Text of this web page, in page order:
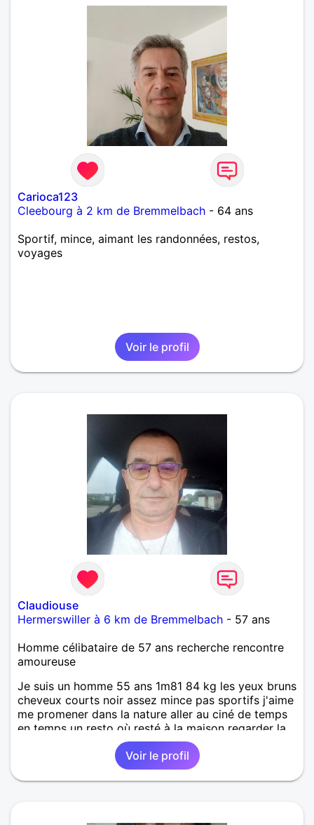
Carioca123
Cleebourg à 2 km de Bremmelbach - 64 ans
Sportif, mince, aimant les randonnées, restos,
voyages
Voir le profil
Claudiouse
Hermerswiller à 6 km de Bremmelbach - 57 ans
Homme célibataire de 57 ans recherche rencontre
amoureuse
Je suis un homme 55 ans 1m81 84 kg les yeux bruns
cheveux courts noir assez mince pas sportifs j'aime
me promener dans la nature aller au ciné de temps
en temps un resto où resté à la maison regarder la
télé ou des où soirées si quelqu'un est intéressé
merci d'avance j'ai des enfants mais qui sont déjà
Voir le profil